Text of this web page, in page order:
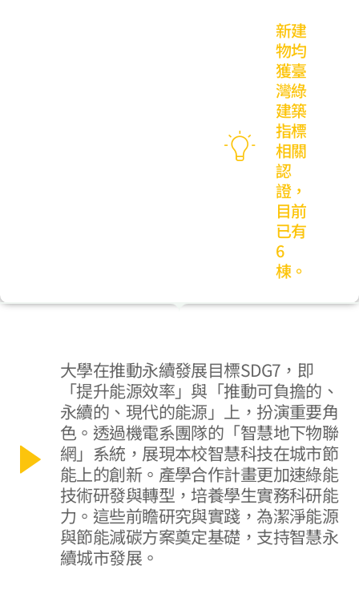
新建
物均
獲臺
灣綠
建築
指標
相關
認
證，
目前
已有
6
棟。
大學在推動永續發展目標SDG7，即
「提升能源效率」與「推動可負擔的、
永續的、現代的能源」上，扮演重要角
色。透過機電系團隊的「智慧地下物聯
網」系統，展現本校智慧科技在城市節
能上的創新。產學合作計畫更加速綠能
技術研發與轉型，培養學生實務科研能
力。這些前瞻研究與實踐，為潔淨能源
與節能減碳方案奠定基礎，支持智慧永
續城市發展。